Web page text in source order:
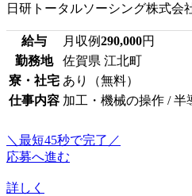
日研トータルソーシング株式会
給与 月収例290,000円
勤務地
佐賀県 江北町
寮・社宅 あり（無料）
仕事内容 加工・機械の操作 / 半
＼最短45秒で完了／
応募へ進む
詳しく